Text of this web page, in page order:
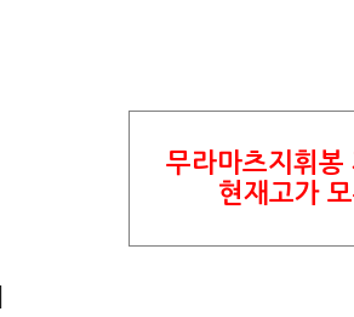
무라마츠지휘봉
현재고가